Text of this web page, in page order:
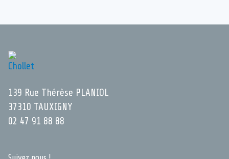
139 Rue Thérèse PLANIOL
37310 TAUXIGNY
02 47 91 88 88